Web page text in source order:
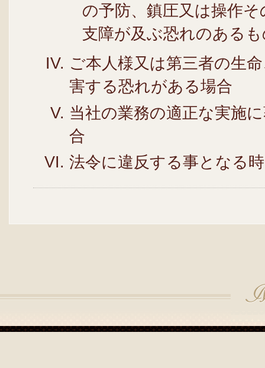
の予防、鎮圧又は操作
支障が及ぶ恐れのある
ご本人様又は第三者の生
害する恐れがある場合
当社の業務の適正な実施
合
法令に違反する事となる時